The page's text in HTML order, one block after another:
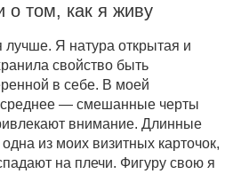
о том, как я живу
Я натура открытая и
свойство быть
в себе. В моей
среднее — смешанные черты
внимание. Длинные
из моих визитных карточок,
на плечи. Фигуру свою я